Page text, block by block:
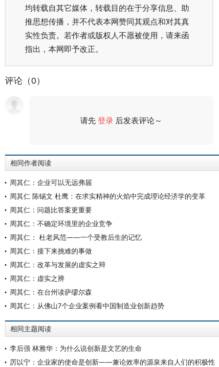
均转载自其它媒体，转载目的在于分享信息、助
推思想传播，并不代表本网赞同其观点和对其真
实性负责。若作者或版权人不愿被使用，请来函
指出，本网即予改正。
评论（0）
请先登录 后发表评论～
相同作者阅读
周其仁：企业可以无远弗届
周其仁 陈锡文 杜鹰：在求实精神的火焰中完成理论经济学的变革
周其仁：问题比答案更重要
周其仁：不确定环境里的企业竞争
周其仁： 杜老风范——一个受教后生的记忆
周其仁：接下来挑难的事做
周其仁：改革与发展的虚实之辩
周其仁：虚实之辨
周其仁：在台州读萨缪尔森
周其仁：从佛山7个企业案例看中国制造业创新趋势
相同主题阅读
李后强 林雅华：为什么说创新是文艺的生命
厉以宁：企业家的使命是创新——兼论效率的源泉来自人们的积极性